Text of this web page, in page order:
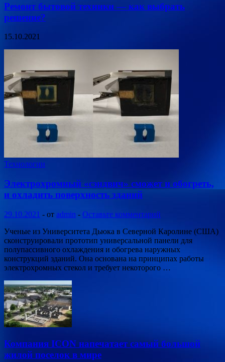
Ремонт бытовой техники — как выбрать
решение?
15.10.2021
Технологии
Электрохромный «сэндвич» сможет и обогреть,
и охладить поверхность зданий
29.10.2021 - от admin - Оставьте комментарий
Ученые из Университета Дьюка в Северной Каролине (США)
сконструировали прототип универсальной панели для
полупассивного охлаждения и обогрева наружных
конструкций зданий. Она основана на принципах работы
электрохромных стекол и требует некоторого …
Компания ICON напечатает самый большой
жилой поселок в мире